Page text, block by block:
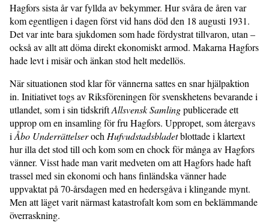
Hagfors sista år var fyllda av bekymmer. Hur svåra de åren var
kom egentligen i dagen först vid hans död den 18 augusti 1931.
Det var inte bara sjukdomen som hade fördystrat tillvaron, utan –
också av allt att döma direkt ekonomiskt armod. Makarna Hagfors
hade levt i misär och änkan stod helt medellös.
När situationen stod klar för vännerna sattes en snar hjälpaktion
in. Initiativet togs av Riksföreningen för svenskhetens bevarande i
utlandet, som i sin tidskriftAllsvensk Samlingpublicerade ett
upprop om en insamling för fru Hagfors. Uppropet, som återgavs
i Åbo Underrättelseroch Hufvudstadsbladetblottade i klartext
hur illa det stod till och kom som en chock för många av Hagfors
vänner. Visst hade man varit medveten om att Hagfors hade haft
trassel med sin ekonomi och hans finländska vänner hade
uppvaktat på 70-årsdagen med en hedersgåva i klingande mynt.
Men att läget varit närmast katastrofalt kom som en beklämmande
överraskning.